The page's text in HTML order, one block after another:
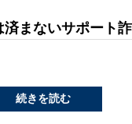
済まないサポート
続きを読む